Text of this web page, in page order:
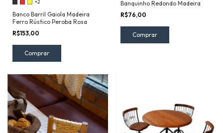
+2
Banco Barril Gaiola Madeira
Ferro Rústico Peroba Rosa
R$153,00
Comprar
Banquinho Redondo Madeira
R$76,00